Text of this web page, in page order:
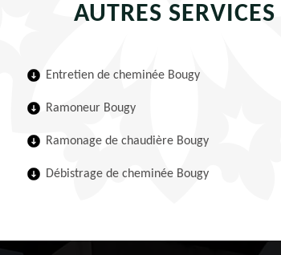
AUTRES SERVICES
Entretien de cheminée Bougy
Ramoneur Bougy
Ramonage de chaudière Bougy
Débistrage de cheminée Bougy